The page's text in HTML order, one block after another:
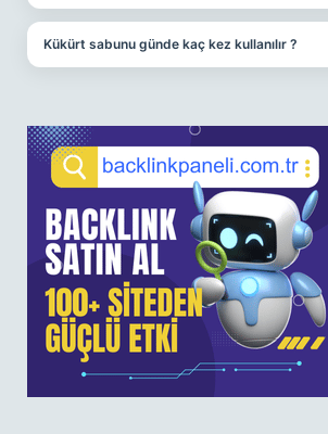
Kükürt sabunu günde kaç kez kullanılır ?